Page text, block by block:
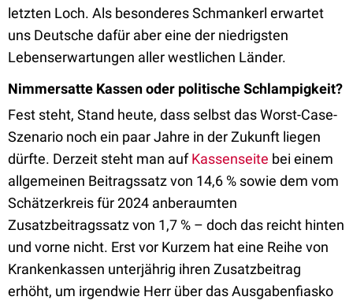
letzten Loch. Als besonderes Schmankerl erwartet
uns Deutsche dafür aber eine der niedrigsten
Lebenserwartungen aller westlichen Länder.
Nimmersatte Kassen oder politische Schlampigkeit?
Fest steht, Stand heute, dass selbst das Worst-Case-
Szenario noch ein paar Jahre in der Zukunft liegen
dürfte. Derzeit steht man aufKassenseite bei einem
allgemeinen Beitragssatz von 14,6 % sowie dem vom
Schätzerkreis für 2024 anberaumten
Zusatzbeitragssatz von 1,7 % – doch das reicht hinten
und vorne nicht. Erst vor Kurzem hat eine Reihe von
Krankenkassen unterjährig ihren Zusatzbeitrag
erhöht, um irgendwie Herr über das Ausgabenfiasko